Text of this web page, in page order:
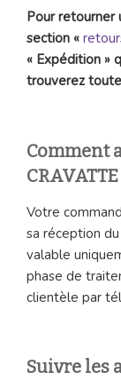
Pour retourner
section «
« Expédition »
trouverez
Comment
Votre
sa réception
valable
phase de
clientèle par
Suivre les